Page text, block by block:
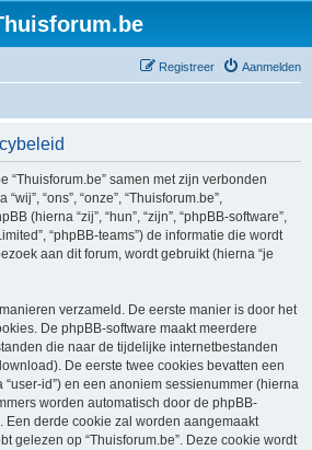
Aanmelden
Registreer
“Thuisforum.be” samen met zijn verbonden
“ons”, “onze”, “Thuisforum.be”,
(hierna “zij”, “hun”, “zijn”, “phpBB-software”,
“phpBB-teams”) de informatie die wordt
aan dit forum, wordt gebruikt (hierna “je
verzameld. De eerste manier is door het
De phpBB-software maakt meerdere
die naar de tijdelijke internetbestanden
De eerste twee cookies bevatten een
id”) en een anoniem sessienummer (hierna
worden automatisch door de phpBB-
Een derde cookie zal worden aangemaakt
gelezen op “Thuisforum.be”. Deze cookie wordt